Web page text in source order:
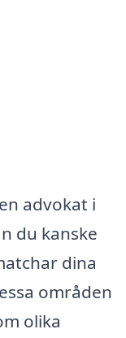
advokat i
du kanske
dina
områden
olika